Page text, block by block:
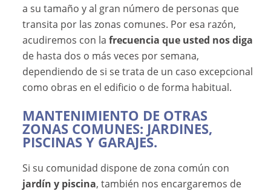
a su tamaño y al gran número de personas que
transita por las zonas comunes. Por esa razón,
acudiremos con lafrecuencia que usted nos diga
de hasta dos o más veces por semana,
dependiendo de si se trata de un caso excepcional
como obras en el edificio o de forma habitual.
MANTENIMIENTO DE OTRAS
ZONAS COMUNES: JARDINES,
PISCINAS Y GARAJES.
Si su comunidad dispone de zona común con
jardín y piscina, también nos encargaremos de